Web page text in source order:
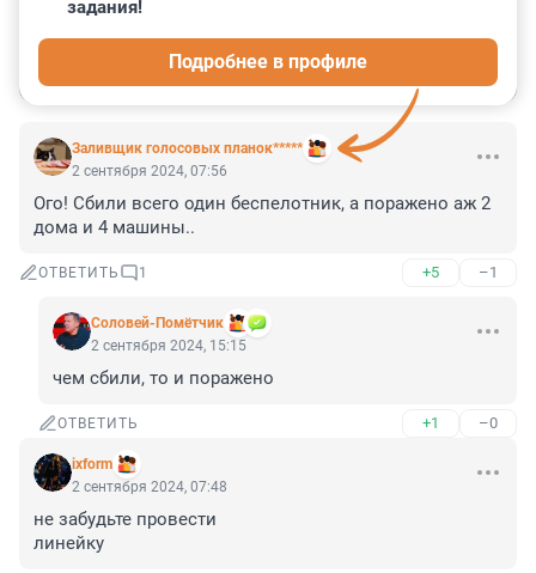
Заливщик голосовых планок*****
задания!
Подробнее в профиле
2 сентября 2024, 07:56
Ого! Сбили всего один беспелотник, а поражено аж 2
дома и 4 машины..
ОТВЕТИТЬ 1 +5 –1
Соловей-Помётчик
2 сентября 2024, 15:15
чем сбили, то и поражено
ОТВЕТИТЬ +1 –0
ixform
2 сентября 2024, 07:48
не забудьте провести
линейку